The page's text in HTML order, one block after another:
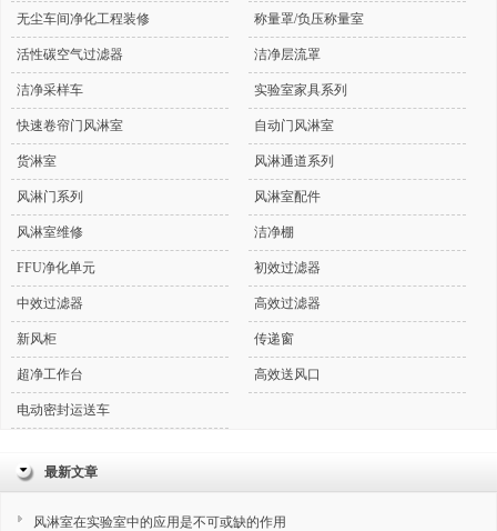
无尘车间净化工程装修 称量罩/负压称量室
活性碳空气过滤器 洁净层流罩
洁净采样车 实验室家具系列
快速卷帘门风淋室 自动门风淋室
货淋室 风淋通道系列
风淋门系列 风淋室配件
风淋室维修 洁净棚
FFU净化单元 初效过滤器
中效过滤器 高效过滤器
新风柜 传递窗
超净工作台 高效送风口
电动密封运送车
最新文章
风淋室在实验室中的应用是不可或缺的作用